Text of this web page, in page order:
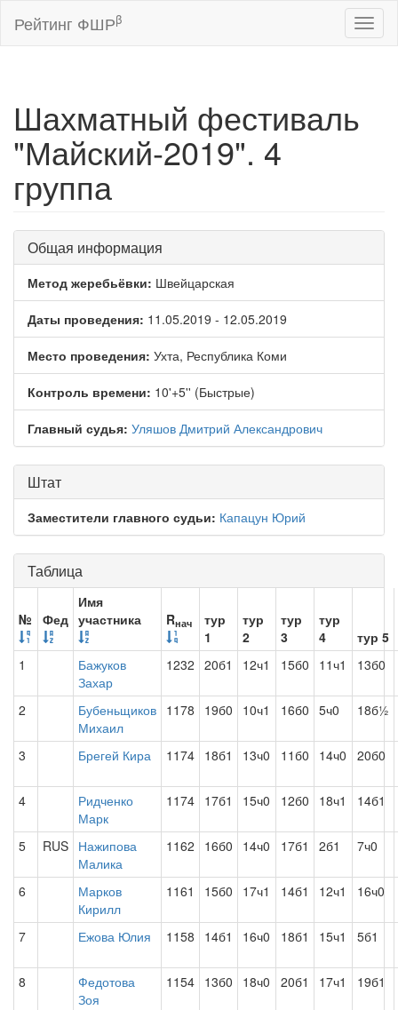
Рейтинг ФШРβ
Шахматный фестиваль
"Майский-2019". 4
группа
Общая информация
Метод жеребьёвки: Швейцарская
Даты проведения: 11.05.2019 - 12.05.2019
Место проведения: Ухта, Республика Коми
Контроль времени: 10'+5'' (Быстрые)
Главный судья: Уляшов Дмитрий Александрович
Штат
Заместители главного судьи: Капацун Юрий
Таблица
№ Фед
Имя
участника
Rнач
тур
1
тур
2
тур
3
тур
4
тур 5
1
Бажуков
Захар
1232 20б1 12ч1 15б0 11ч1 13б0
2
Бубеньщиков
Михаил
1178 19б0 10ч1 16б0 5ч0 18б½
3 Брегей Кира 1174 18б1 13ч0 11б0 14ч0 20б0
4
Ридченко
Марк
1174 17б1 15ч0 12б0 18ч1 14б1
5 RUS Нажипова
Малика
1162 16б0 14ч0 17б1 2б1 7ч0
6
Марков
Кирилл
1161 15б0 17ч1 14б1 12ч1 16ч0
7 Ежова Юлия 1158 14б1 16ч0 18б1 15ч1 5б1
8
Федотова
Зоя
1154 13б0 18ч0 20б1 17ч1 19б1